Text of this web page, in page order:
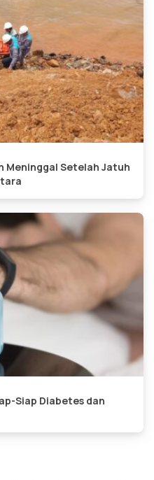
Meninggal Setelah Jatuh
Siap Diabetes dan